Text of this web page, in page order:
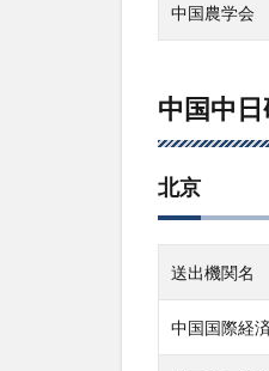
中国農学会
中国中
北京
送出機関名
中国国際経